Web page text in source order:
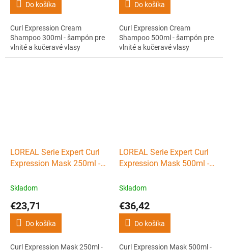
Do košíka
Curl Expression Cream
Shampoo 300ml - šampón pre
vlnité a kučeravé vlasy
Do košíka
Curl Expression Cream
Shampoo 500ml - šampón pre
vlnité a kučeravé vlasy
LOREAL Serie Expert Curl
Expression Mask 250ml -
kučeravé vlasy
Skladom
€23,71
Do košíka
Curl Expression Mask 250ml -
LOREAL Serie Expert Curl
Expression Mask 500ml -
kučeravé vlasy
Skladom
€36,42
Do košíka
Curl Expression Mask 500ml -